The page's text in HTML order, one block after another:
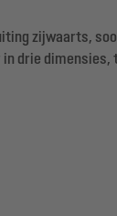
zijwaarts,
drie dimensies,